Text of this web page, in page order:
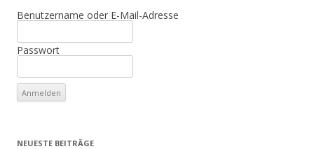
Benutzername oder E-Mail-Adresse
Passwort
NEUESTE BEITRÄGE